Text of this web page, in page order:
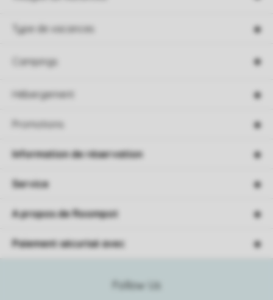
Type de vacances
Campings
Hébergement
Promotions
Follow Us
Information de réservation
Service
A propos de Roompot
Paiement sécurisé avec